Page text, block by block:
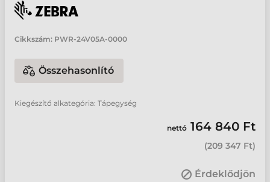
Cikkszám: PWR-24V05A-0000
Összehasonlító
Kiegészítő alkategória: Tápegység
nettó 164 840 Ft
(209 347 Ft)
Érdeklődjön